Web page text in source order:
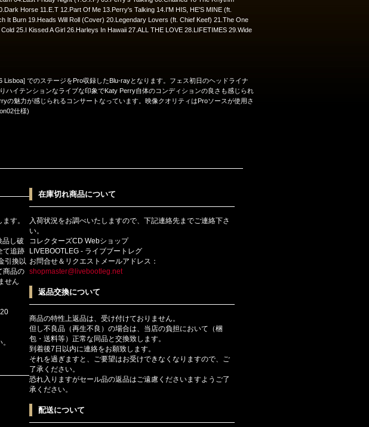
Horse 11.E.T 12.Part Of Me 13.Perry's Talking 14.I'M HIS, HE'S MINE (ft.
It Burn 19.Heads Will Roll (Cover) 20.Legendary Lovers (ft. Chief Keef) 21.The One
25.I Kissed A Girl 26.Harleys In Hawaii 27.ALL THE LOVE 28.LIFETIMES 29.Wide
でのステージをPro収録したBlu-rayとなります。フェス初日のヘッドライナ
ハイテンションなライブな印象でKaty Perry自体のコンディションの良さも感じられ
の魅力が感じられるコンサートなっています。映像クオリティはProソースが使用さ
仕様)
す。
品し破
て追跡
引換以
商品の
せん
在庫切れ商品について
入荷状況をお調べいたしますので、下記連絡先までご連絡下さ
い。
コレクターズCD Webショップ
LIVEBOOTLEG - ライブブートレグ
お問合せ＆リクエストメールアドレス：
shopmaster@livebootleg.net
返品交換について
商品の特性上返品は、受け付けておりません。
但し不良品（再生不良）の場合は、当店の負担において（梱
包・送料等）正常な同品と交換致します。
到着後7日以内に連絡をお願致します。
それを過ぎますと、ご要望はお受けできなくなりますので、ご
了承ください。
恐れ入りますがセール品の返品はご遠慮くださいますようご了
承ください。
配送について